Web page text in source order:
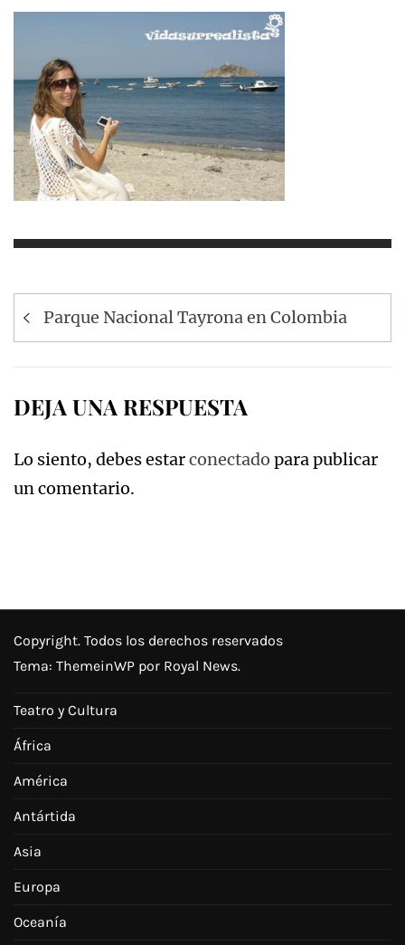
Navegación
de
Parque Nacional Tayrona en Colombia
DEJA UNA RESPUESTA
Lo siento, debes estarconectado para publicar
un comentario.
Copyright. Todos los derechos reservados
Tema: ThemeinWP por Royal News.
Teatro y Cultura
África
América
Antártida
Asia
Europa
Oceanía